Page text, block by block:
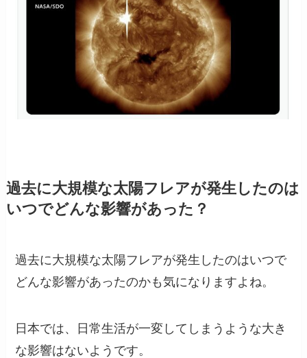
過去に大規模な太陽フレアが発生したのは
いつでどんな影響があった？
過去に大規模な太陽フレアが発生したのはいつで
どんな影響があったのかも気になりますよね。
日本では、日常生活が一変してしまうような大き
な影響はないようです。